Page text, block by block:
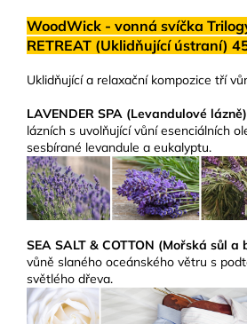
WoodWick - vonná svíčka
RETREAT (Uklidňující ústraní)
Uklidňující a relaxační kompozice tří
LAVENDER SPA (Levandulové lázně)
lázních s uvolňující vůní esenciálních
sesbírané levandule a eukalyptu.
SEA SALT & COTTON (Mořská sůl a
vůně slaného oceánského větru s
světlého dřeva.